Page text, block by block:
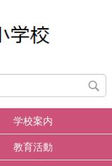
学校案内
教育活動